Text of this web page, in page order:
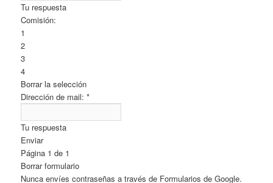
Tu respuesta
Comisión:
1
2
3
4
Borrar la selección
Dirección de mail: *
Tu respuesta
Enviar
Página 1 de 1
Borrar formulario
Nunca envíes contraseñas a través de Formularios de Google.